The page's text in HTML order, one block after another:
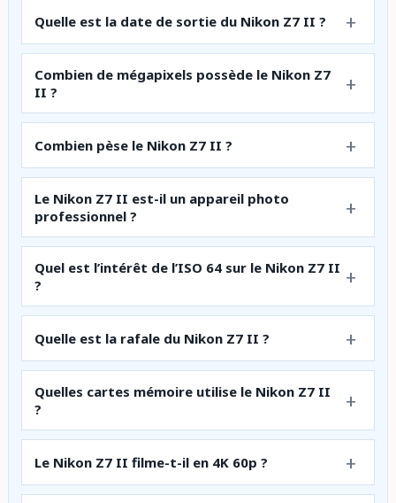
Quelle est la date de sortie du Nikon Z7 II ?
Combien de mégapixels possède le Nikon Z7
II ?
Combien pèse le Nikon Z7 II ?
Le Nikon Z7 II est-il un appareil photo
professionnel ?
Quel est l’intérêt de l’ISO 64 sur le Nikon Z7 II
?
Quelle est la rafale du Nikon Z7 II ?
Quelles cartes mémoire utilise le Nikon Z7 II
?
Le Nikon Z7 II filme-t-il en 4K 60p ?